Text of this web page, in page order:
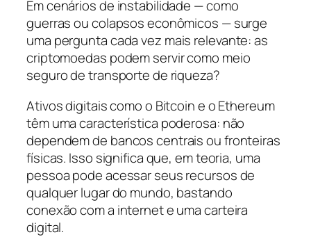
Em cenários de instabilidade — como
guerras ou colapsos econômicos — surge
uma pergunta cada vez mais relevante: as
criptomoedas podem servir como meio
seguro de transporte de riqueza?
Ativos digitais como o Bitcoin e o Ethereum
têm uma característica poderosa: não
dependem de bancos centrais ou fronteiras
físicas. Isso significa que, em teoria, uma
pessoa pode acessar seus recursos de
qualquer lugar do mundo, bastando
conexão com a internet e uma carteira
digital.